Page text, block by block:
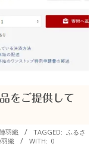
をご提供して
羽織 TAGGED: ふるさ
織 WITH: 0